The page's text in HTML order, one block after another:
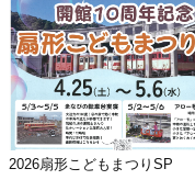
2026扇形こどもまつりSP